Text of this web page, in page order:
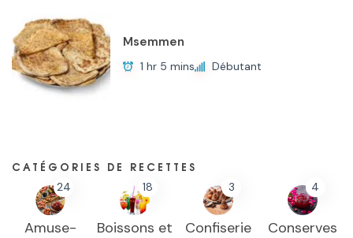
Msemmen
1 hr 5 mins Débutant
CATÉGORIES DE RECETTES
24
Amuse-
18
Boissons et
3
Confiserie
4
Conserves